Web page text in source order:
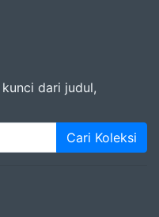
dari judul,
Cari Koleksi